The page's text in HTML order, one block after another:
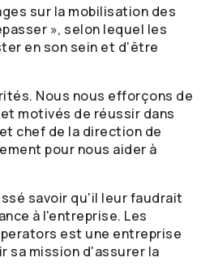
sur la mobilisation des
», selon lequel les
en son sein et d'être
Nous nous efforçons de
motivés de réussir dans
chef de la direction de
pour nous aider à
savoir qu'il leur faudrait
à l'entreprise. Les
est une entreprise
sa mission d'assurer la